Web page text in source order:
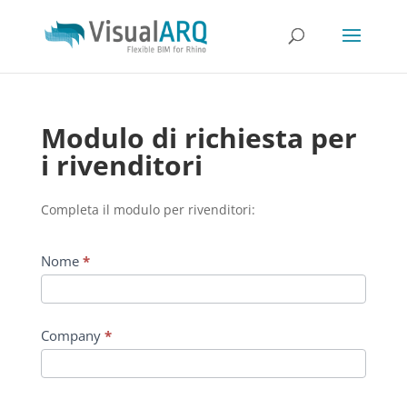
Modulo di richiesta per
i rivenditori
Completa il modulo per rivenditori:
Nome *
Company *